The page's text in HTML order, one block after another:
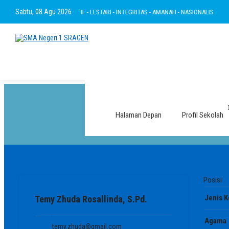
Sabtu, 08 Agu 2026
- RAMAH - INOVATIF - LESTARI - INTEGRITAS - AMANAH - NASIONALIS
Halaman Depan Profil Sekolah
Temy Zhuda Rosallinda, S.Pd.
temy.zhuda@gmail.com
Posisi
Jenis
Agama